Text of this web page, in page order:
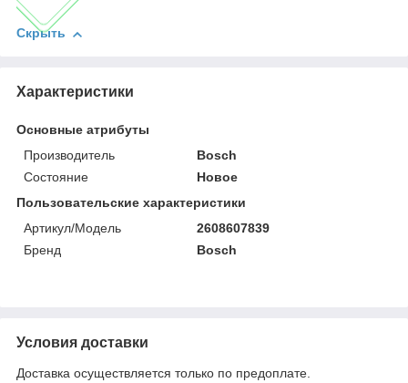
Скрыть
Характеристики
Основные атрибуты
Производитель
Bosch
Состояние
Новое
Пользовательские характеристики
Артикул/Модель
2608607839
Бренд
Bosch
Условия доставки
Доставка осуществляется только по предоплате.